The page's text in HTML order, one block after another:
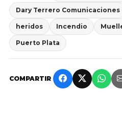
Dary Terrero Comunicaciones
heridos Incendio
Puerto Plata
COMPARTIR